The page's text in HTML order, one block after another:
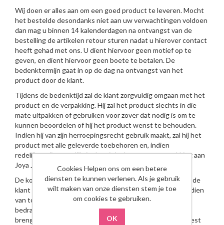
Wij doen er alles aan om een goed product te leveren. Mocht
het bestelde desondanks niet aan uw verwachtingen voldoen
dan mag u binnen 14 kalenderdagen na ontvangst van de
bestelling de artikelen retour sturen nadat u hierover contact
heeft gehad met ons. U dient hiervoor geen motief op te
geven, en dient hiervoor geen boete te betalen. De
bedenktermijn gaat in op de dag na ontvangst van het
product door de klant.
Tijdens de bedenktijd zal de klant zorgvuldig omgaan met het
product en de verpakking. Hij zal het product slechts in die
mate uitpakken of gebruiken voor zover dat nodig is om te
kunnen beoordelen of hij het product wenst te behouden.
Indien hij van zijn herroepingsrecht gebruik maakt, zal hij het
product met alle geleverde toebehoren en, indien
redelijkerwijs mogelijk, in de originele staat en verpakking aan
Joya Juwelen retourneren.
De kosten van deze retourzending zijn voor rekening van de
klant tenzij anders wordt overeengekomen. Indien (en indien
van toepassing) uw bestelling na retourzending minder
bedraagt dan de gestelde grens voor franco verzending,
brengen wij deze verzendkosten alsnog in rekening. De rest
Cookies Helpen ons om een betere
diensten te kunnen verlenen. Als je gebruik
wilt maken van onze diensten stem je toe
om cookies te gebruiken.